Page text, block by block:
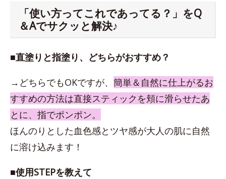
「使い方ってこれであってる？」をQ
＆Aでサクッと解決♪
■直塗りと指塗り、どちらがおすすめ？
→どちらでもOKですが、 簡単＆自然に仕上がるお
すすめの方法は直接スティックを頬に滑らせたあ
とに、指でポンポン。
ほんのりとした血色感とツヤ感が大人の肌に自然
に溶け込みます！
■使用STEPを教えて